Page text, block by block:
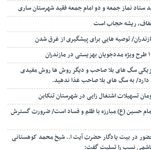
ریشه حجاب است
سگ های بلا صاحب و دیگر روش ها روش مفیدی
به سگ های بلا صاحب غذا ندهید.
امام حسین (ع) مبارزه با ظلم و فساد است/ ضرورت گسترش
حضور در بیت یادگار حضرت آیت ا.. شیخ محمد کوهستانی
نسب را تسلیت گفت: